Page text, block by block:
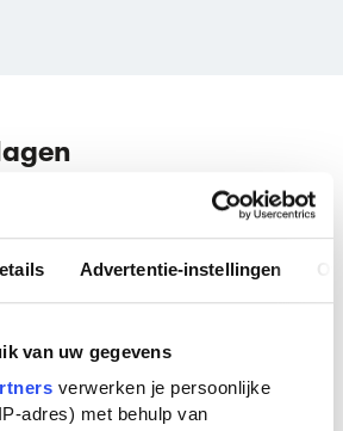
Advertentie-instellingen
van uw gegevens
verwerken je persoonlijke
adres) met behulp van
Bárbara door Rómulo